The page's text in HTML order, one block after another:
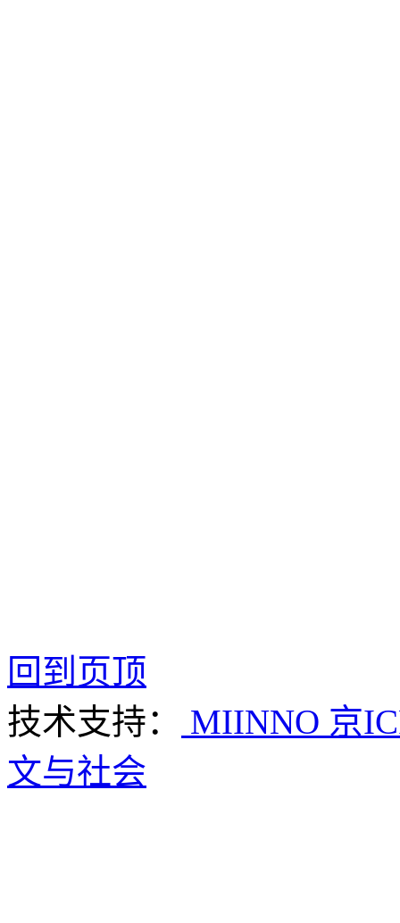
回到页顶
技术支持：
MIINNO 京
文与社会